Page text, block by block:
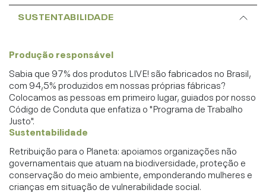
SUSTENTABILIDADE
Produção responsável
Sabia que 97% dos produtos LIVE! são fabricados no Brasil,
com 94,5% produzidos em nossas próprias fábricas?
Colocamos as pessoas em primeiro lugar, guiados por nosso
Código de Conduta que enfatiza o "Programa de Trabalho
Justo".
Sustentabilidade
Retribuição para o Planeta: apoiamos organizações não
governamentais que atuam na biodiversidade, proteção e
conservação do meio ambiente, emponderando mulheres e
crianças em situação de vulnerabilidade social.